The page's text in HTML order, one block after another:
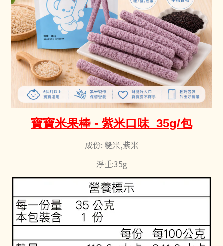
寶寶米果棒 - 紫米口味 35g/包
成份: 糙米,紫米
淨重:35g